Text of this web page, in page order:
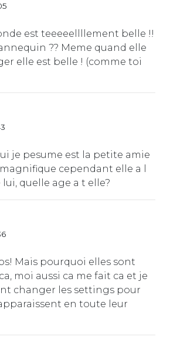
est teeeeellllement belle !!
?? Meme quand elle
elle est belle ! (comme toi
je pesume est la petite amie
cependant elle a l
quelle age a t elle?
Mais pourquoi elles sont
moi aussi ca me fait ca et je
changer les settings pour
en toute leur